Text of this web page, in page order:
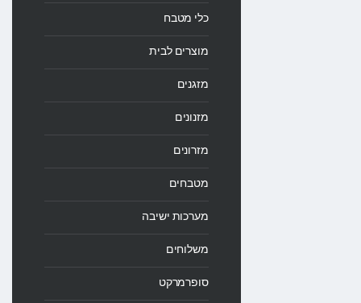
כלי מטבח
מוצרים לבית
מזגנים
מזנונים
מזרונים
מטבחים
מערכות ישיבה
משלוחים
סופרמרקט